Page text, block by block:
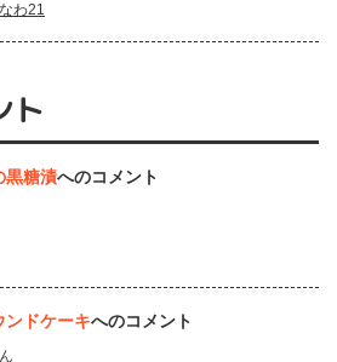
わ21
ト
黒糖漬へのコメント
ンドケーキへのコメント